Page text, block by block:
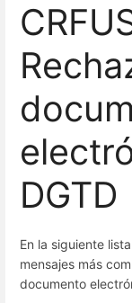
DGTD
En la siguiente
mensajes más
documento